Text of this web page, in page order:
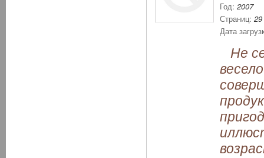
Год: 2007
Страниц: 29
Дата
Не